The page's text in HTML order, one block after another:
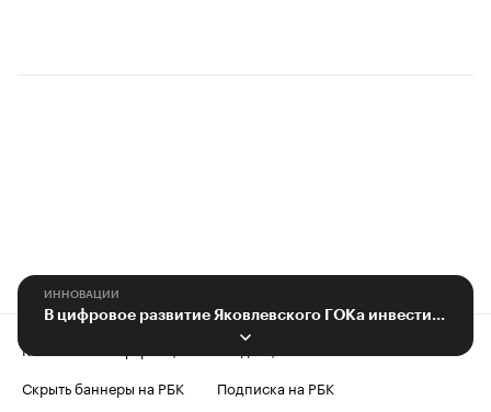
ИННОВАЦИИ
Контактная информация
Редакция
Скрыть баннеры на РБК
Подписка на РБК